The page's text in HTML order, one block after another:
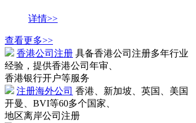
详情>>
查看更多>>
香港公司注册 具备香港公司注册多年行业
经验，提供香港公司年审、
香港银行开户等服务
注册海外公司 香港、新加坡、英国、美国
开曼、BVI等60多个国家、
地区离岸公司注册